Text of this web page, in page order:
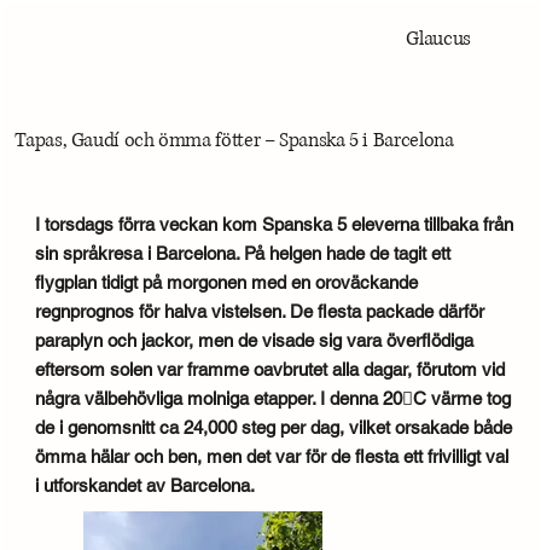
Glaucus
Tapas, Gaudí och ömma fötter – Spanska 5 i Barcelona
I torsdags förra veckan kom Spanska 5 eleverna tillbaka från
sin språkresa i Barcelona. På helgen hade de tagit ett
flygplan tidigt på morgonen med en oroväckande
regnprognos för halva vistelsen. De flesta packade därför
paraplyn och jackor, men de visade sig vara överflödiga
eftersom solen var framme oavbrutet alla dagar, förutom vid
några välbehövliga molniga etapper. I denna 20C värme tog
de i genomsnitt ca 24,000 steg per dag, vilket orsakade både
ömma hälar och ben, men det var för de flesta ett frivilligt val
i utforskandet av Barcelona.